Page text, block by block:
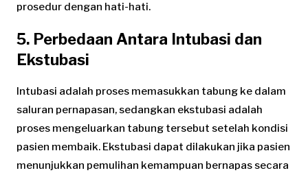
prosedur dengan hati-hati.
5. Perbedaan Antara Intubasi dan
Ekstubasi
Intubasi adalah proses memasukkan tabung ke dalam
saluran pernapasan, sedangkan ekstubasi adalah
proses mengeluarkan tabung tersebut setelah kondisi
pasien membaik. Ekstubasi dapat dilakukan jika pasien
menunjukkan pemulihan kemampuan bernapas secara